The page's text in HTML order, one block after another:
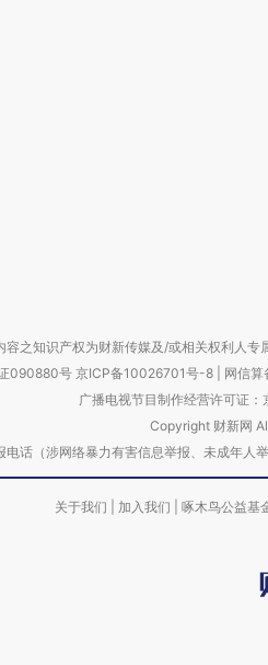
容之知识产权为财新传媒及/或相关权利人专
090880号 京ICP备10026701号-8 网信
广播电视节目制作经营许可证：
Copyright 财新网
电话（涉网络暴力有害信息举报、未成年
关于我们 加入我们 啄木鸟公益基